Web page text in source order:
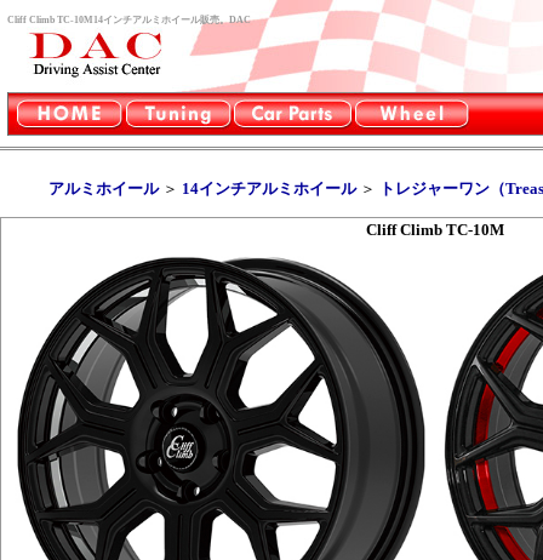
Cliff Climb TC-10M14インチアルミホイール販売。DAC
アルミホイール＞ 14インチアルミホイール＞ トレジャーワン（
Cliff Climb TC-10M